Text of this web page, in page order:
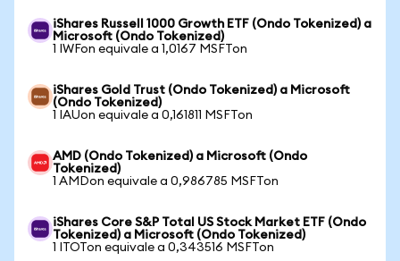
iShares Russell 1000 Growth ETF (Ondo Tokenized) a
Microsoft (Ondo Tokenized)
1 IWFon equivale a 1,0167 MSFTon
iShares Gold Trust (Ondo Tokenized) a Microsoft
(Ondo Tokenized)
1 IAUon equivale a 0,161811 MSFTon
AMD (Ondo Tokenized) a Microsoft (Ondo
Tokenized)
1 AMDon equivale a 0,986785 MSFTon
iShares Core S&P Total US Stock Market ETF (Ondo
Tokenized) a Microsoft (Ondo Tokenized)
1 ITOTon equivale a 0,343516 MSFTon